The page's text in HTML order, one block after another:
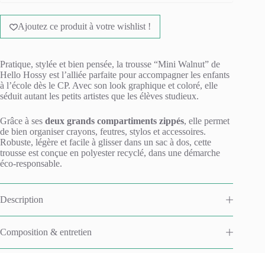
Ajoutez ce produit à votre wishlist !
Pratique, stylée et bien pensée, la trousse “Mini Walnut” de
Hello Hossy est l’alliée parfaite pour accompagner les enfants
à l’école dès le CP. Avec son look graphique et coloré, elle
séduit autant les petits artistes que les élèves studieux.
Grâce à ses deux grands compartiments zippés, elle permet
de bien organiser crayons, feutres, stylos et accessoires.
Robuste, légère et facile à glisser dans un sac à dos, cette
trousse est conçue en polyester recyclé, dans une démarche
éco-responsable.
Description
Composition & entretien